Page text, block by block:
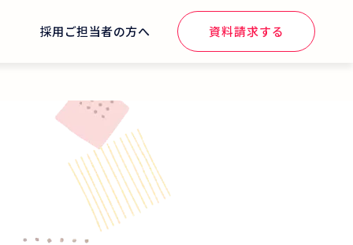
採用ご担当者の方へ 資料請求する